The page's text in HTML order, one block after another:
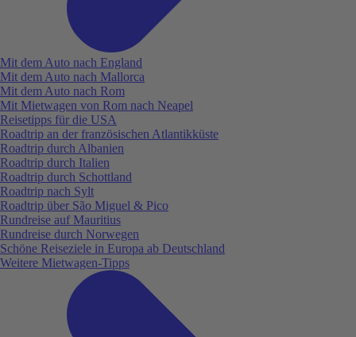
Mit dem Auto nach England
Mit dem Auto nach Mallorca
Mit dem Auto nach Rom
Mit Mietwagen von Rom nach Neapel
Reisetipps für die USA
Roadtrip an der französischen Atlantikküste
Roadtrip durch Albanien
Roadtrip durch Italien
Roadtrip durch Schottland
Roadtrip nach Sylt
Roadtrip über São Miguel & Pico
Rundreise auf Mauritius
Rundreise durch Norwegen
Schöne Reiseziele in Europa ab Deutschland
Weitere Mietwagen-Tipps